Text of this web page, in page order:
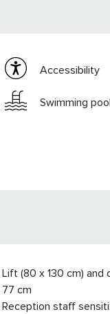
Accessibility
Swimming pool
Lift (80 x 130 cm) and
77 cm
Reception staff